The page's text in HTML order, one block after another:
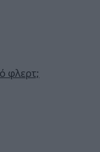
φλερτ;